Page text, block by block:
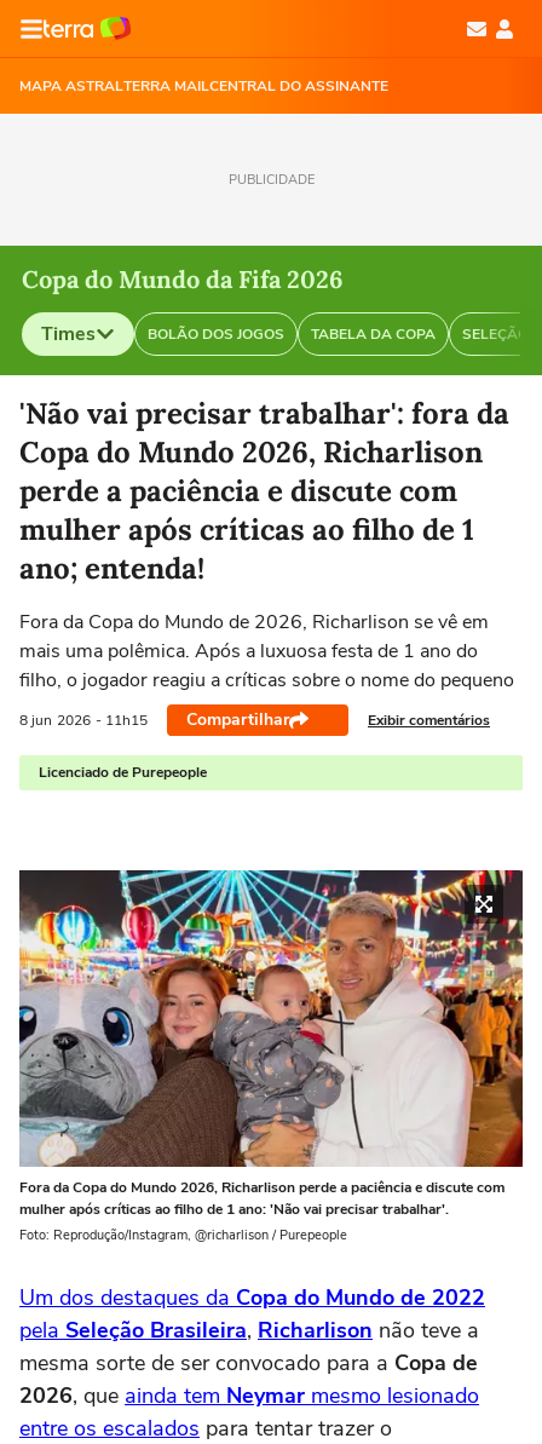
MAPA ASTRALTERRA MAILCENTRAL DO ASSINANTE
PUBLICIDADE
Copa do Mundo da Fifa 2026
Times BOLÃO DOS JOGOS TABELA DA COPA SELEÇÃO
Selecione o time para ver as notícias
'Não vai precisar trabalhar': fora da
Copa do Mundo 2026, Richarlison
perde a paciência e discute com
mulher após críticas ao filho de 1
ano; entenda!
Fora da Copa do Mundo de 2026, Richarlison se vê em
mais uma polêmica. Após a luxuosa festa de 1 ano do
filho, o jogador reagiu a críticas sobre o nome do pequeno
8 jun 2026 - 11h15 Compartilhar Exibir comentários
Licenciado de Purepeople
Fora da Copa do Mundo 2026, Richarlison perde a paciência e discute com
mulher após críticas ao filho de 1 ano: 'Não vai precisar trabalhar'.
Foto: Reprodução/Instagram, @richarlison / Purepeople
Um dos destaques da Copa do Mundo de 2022
pela Seleção Brasileira, Richarlison não teve a
mesma sorte de ser convocado para a Copa de
2026, que ainda tem Neymar mesmo lesionado
entre os escalados para tentar trazer o